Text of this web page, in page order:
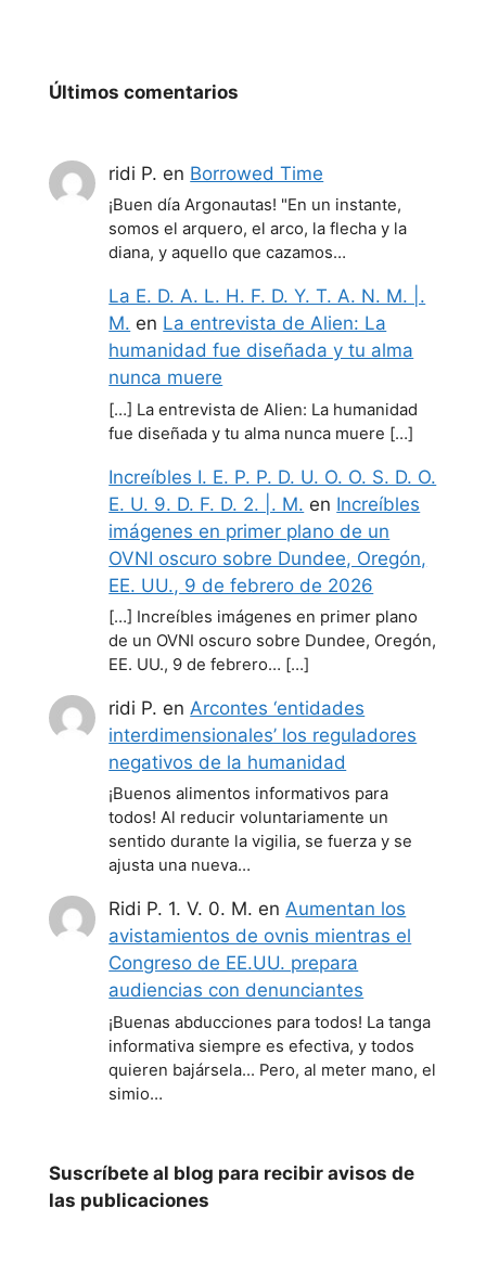
Últimos comentarios
ridi P. en Borrowed Time
¡Buen día Argonautas! "En un instante,
somos el arquero, el arco, la flecha y la
diana, y aquello que cazamos…
La E. D. A. L. H. F. D. Y. T. A. N. M. |.
M. en La entrevista de Alien: La
humanidad fue diseñada y tu alma
nunca muere
[…] La entrevista de Alien: La humanidad
fue diseñada y tu alma nunca muere […]
Increíbles I. E. P. P. D. U. O. O. S. D. O.
E. U. 9. D. F. D. 2. |. M. en Increíbles
imágenes en primer plano de un
OVNI oscuro sobre Dundee, Oregón,
EE. UU., 9 de febrero de 2026
[…] Increíbles imágenes en primer plano
de un OVNI oscuro sobre Dundee, Oregón,
EE. UU., 9 de febrero… […]
ridi P. en Arcontes ‘entidades
interdimensionales’ los reguladores
negativos de la humanidad
¡Buenos alimentos informativos para
todos! Al reducir voluntariamente un
sentido durante la vigilia, se fuerza y se
ajusta una nueva…
Ridi P. 1. V. 0. M. enAumentan los
avistamientos de ovnis mientras el
Congreso de EE.UU. prepara
audiencias con denunciantes
¡Buenas abducciones para todos! La tanga
informativa siempre es efectiva, y todos
quieren bajársela... Pero, al meter mano, el
simio…
Suscríbete al blog para recibir avisos de
las publicaciones